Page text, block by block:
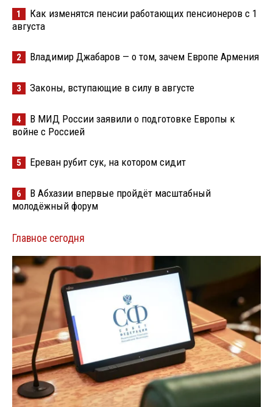
1
Как изменятся пенсии работающих пенсионеров с 1
августа
2 Владимир Джабаров — о том, зачем Европе Армения
3 Законы, вступающие в силу в августе
4
В МИД России заявили о подготовке Европы к
войне с Россией
5 Ереван рубит сук, на котором сидит
6
В Абхазии впервые пройдёт масштабный
молодёжный форум
Главное сегодня